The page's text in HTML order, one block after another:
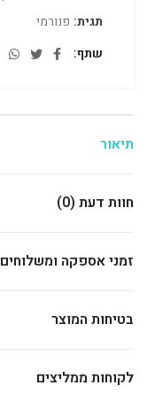
תגית: פנורמי
שתף
תיאור
חוות דעת (0)
זמני אספקה ומשלוחים
בטיחות המוצר
לקוחות ממליצים